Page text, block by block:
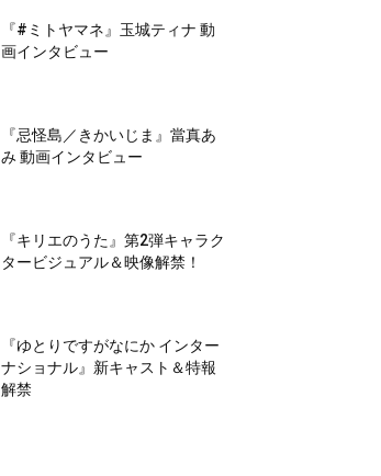
『#ミトヤマネ』玉城ティナ 動
画インタビュー
『忌怪島／きかいじま』當真あ
み 動画インタビュー
『キリエのうた』第2弾キャラク
タービジュアル＆映像解禁！
『ゆとりですがなにか インター
ナショナル』新キャスト＆特報
解禁